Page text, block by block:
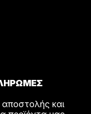
αποστολής και